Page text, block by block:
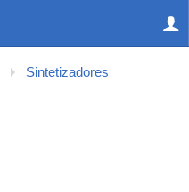
Sintetizadores